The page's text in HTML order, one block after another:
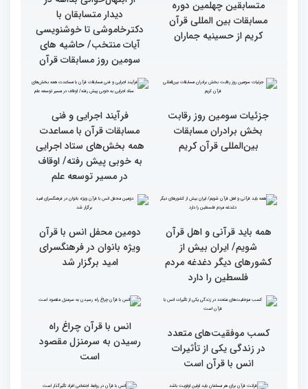
گزارش تصویری دومین روز
رقابت بخش بانوان چهلمین
دوره مسابقات بین المللی
گزارش تصویری دومین روز
رقابت بخش بانوان چهلمین
دوره مسابقات بین المللی
قرآن کریم (بخش اول)
گزارش تصویری بازدید
متسابقین چهلمین دوره
مسابقات بین المللی قرآن
کریم از حسینیه جماران
از ابتهال‌خوانی بداهه در
دیدار متسابقان با
دکترخاموشی تا خوشنویسی
آیات منتخب/ حاشیه های
سومین روز مسابقات قرآن
جزئیات سومین روز رقابت
بخش برادران مسابقات
بین‌المللی قرآن کریم
فرآیند اجرایی و فنی
مسابقات قرآن با مساعدت
همه بخش‌های ستاد اجرایی
در مسیر توسعه علم
همه باید قرآنی و اهل قرآن
شویم/ ایران بیش از
کشورهای دیگر دغدغه مردم
دومین محفل انس با قرآن
امید برگزار شد